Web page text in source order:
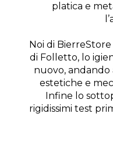
platica e
Noi di
di Folletto, lo
nuovo,
estetiche e
Infine lo
rigidissimi test